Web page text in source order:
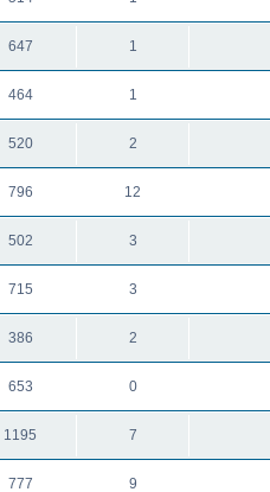
1
647
1
464
2
520
12
796
3
502
3
715
2
386
0
653
7
1195
9
777